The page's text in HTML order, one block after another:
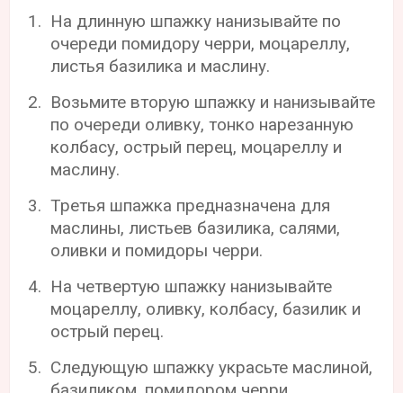
На длинную шпажку нанизывайте по
очереди помидору черри, моцареллу,
листья базилика и маслину.
Возьмите вторую шпажку и нанизывайте
по очереди оливку, тонко нарезанную
колбасу, острый перец, моцареллу и
маслину.
Третья шпажка предназначена для
маслины, листьев базилика, салями,
оливки и помидоры черри.
На четвертую шпажку нанизывайте
моцареллу, оливку, колбасу, базилик и
острый перец.
Следующую шпажку украсьте маслиной,